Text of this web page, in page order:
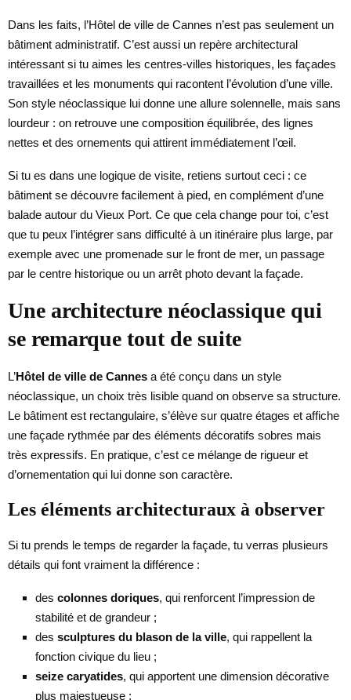
Dans les faits, l’Hôtel de ville de Cannes n’est pas seulement un
bâtiment administratif. C’est aussi un repère architectural
intéressant si tu aimes les centres-villes historiques, les façades
travaillées et les monuments qui racontent l’évolution d’une ville.
Son style néoclassique lui donne une allure solennelle, mais sans
lourdeur : on retrouve une composition équilibrée, des lignes
nettes et des ornements qui attirent immédiatement l’œil.
Si tu es dans une logique de visite, retiens surtout ceci : ce
bâtiment se découvre facilement à pied, en complément d’une
balade autour du Vieux Port. Ce que cela change pour toi, c’est
que tu peux l’intégrer sans difficulté à un itinéraire plus large, par
exemple avec une promenade sur le front de mer, un passage
par le centre historique ou un arrêt photo devant la façade.
Une architecture néoclassique qui
se remarque tout de suite
L’Hôtel de ville de Cannes a été conçu dans un style
néoclassique, un choix très lisible quand on observe sa structure.
Le bâtiment est rectangulaire, s’élève sur quatre étages et affiche
une façade rythmée par des éléments décoratifs sobres mais
très expressifs. En pratique, c’est ce mélange de rigueur et
d’ornementation qui lui donne son caractère.
Les éléments architecturaux à observer
Si tu prends le temps de regarder la façade, tu verras plusieurs
détails qui font vraiment la différence :
des colonnes doriques, qui renforcent l’impression de
stabilité et de grandeur ;
des sculptures du blason de la ville, qui rappellent la
fonction civique du lieu ;
seize caryatides, qui apportent une dimension décorative
plus majestueuse ;